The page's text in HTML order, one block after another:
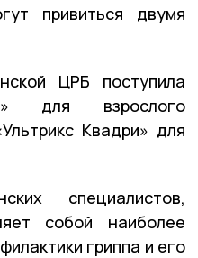
привиться двумя
ЦРБ поступила
для взрослого
Квадри» для
специалистов,
собой наиболее
гриппа и его